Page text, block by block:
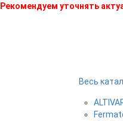
Рекомендуем уточнять
Весь